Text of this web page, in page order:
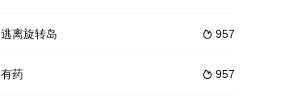
 957
逃离旋转岛
 957
有药